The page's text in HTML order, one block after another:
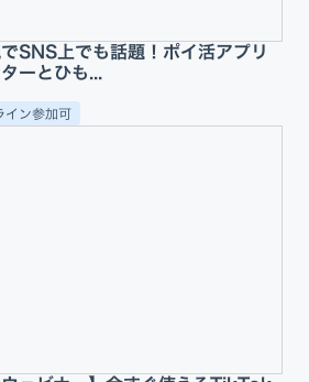
SNS上でも話題！ポイ活アプリ
ーとひも...
イン参加可